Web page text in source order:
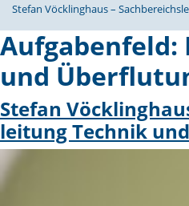
Stefan Vöcklinghaus –
Aufgabenfeld:
und
Stefan
leitung Technik